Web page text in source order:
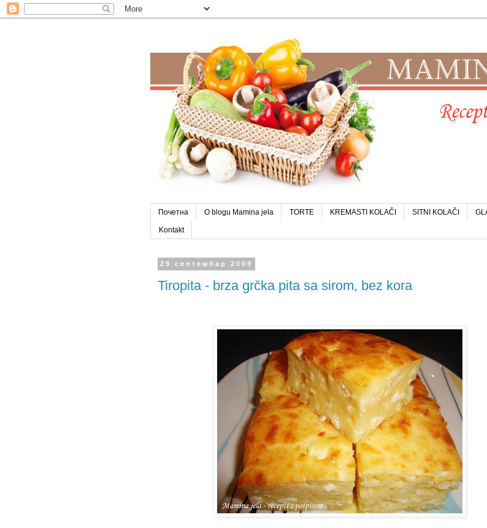
Почетна O blogu Mamina jela TORTE KREMASTI KOLAČI SITNI KOLAČI
Kontakt
29 септембар 2009
Tiropita - brza grčka pita sa sirom, bez kora